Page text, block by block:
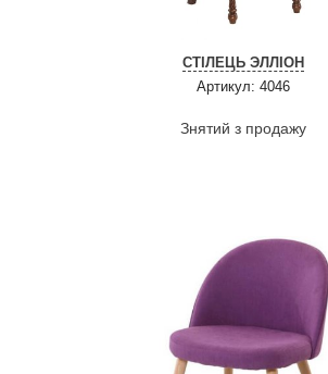
СТІЛЕЦЬ ЭЛЛІОН
Артикул: 4046
Знятий з продажу